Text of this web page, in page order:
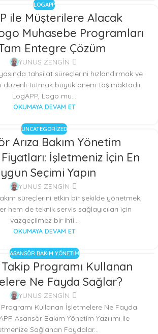
LOGAPP
ile Müşterilere Alacak
Muhasebe Programları
Entegre Çözüm
YUNUS ZENGİN
tahsilat süreçlerini hızlandırmak ve
düzenli tutmak büyük önem taşımaktadır.
LogAPP, Logo mu...
OKUMAYA DEVAM ET
UNCATEGORIZED
Arıza Bakım Yönetim
İşletmeniz İçin En
Seçimi Yapın
YUNUS ZENGİN
süreçlerini etkin bir şekilde yönetmek,
hem de teknik servis sağlayıcıları için
vazgeçilmez bir ihti...
OKUMAYA DEVAM ET
ASANSÖR BAKIM YÖNETIM
Programı Kullanan
Ne Fayda Sağlar?
YUNUS ZENGİN
Kullanan İşletmelere Ne Fayda
Asansör Bakım Yönetim Yazılımı ile
Sağlanan Faydalar...